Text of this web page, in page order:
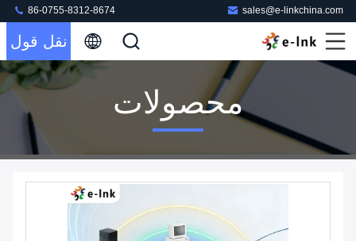
sales@e-linkchina.com
86-0755-8312-8674
نقل قول
محصولات